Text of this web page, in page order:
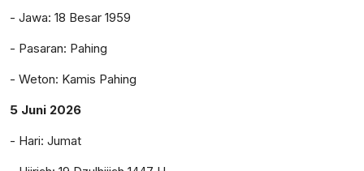
- Jawa: 18 Besar 1959
- Pasaran: Pahing
- Weton: Kamis Pahing
5 Juni 2026
- Hari: Jumat